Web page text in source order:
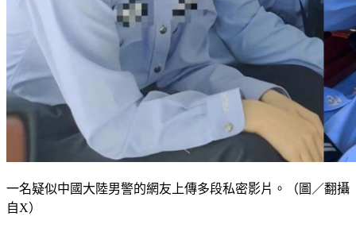
一名疑似中國大陸男警的網友上傳多段私密影片。（圖／翻攝